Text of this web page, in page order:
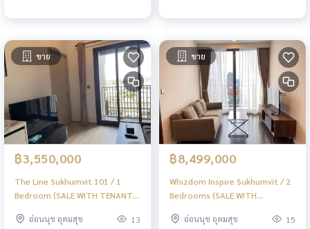
ขาย
฿3,550,000
The Line Sukhumvit 101 / 1
Bedroom (SALE WITH TENANT),
(ขายพร้อมผู้เช่า) PYN296
อ่อนนุช อุดมสุข 13
ขาย
฿8,499,000
Whizdom Inspire Sukhumvit / 2
Bedrooms (SALE WITH
สุขุมวิท / 2 ห้องนอน (ขายพร้อมผู้
อ่อนนุช อุดมสุข 15